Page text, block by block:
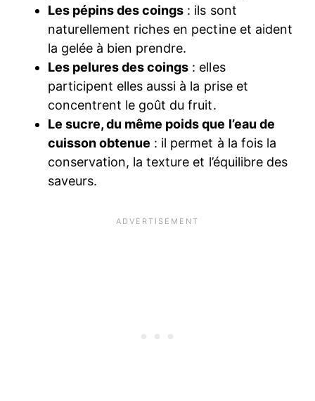
Les pépins des coings : ils sont
naturellement riches en pectine et aident
la gelée à bien prendre.
Les pelures des coings : elles
participent elles aussi à la prise et
concentrent le goût du fruit.
Le sucre, du même poids que l’eau de
cuisson obtenue : il permet à la fois la
conservation, la texture et l’équilibre des
saveurs.